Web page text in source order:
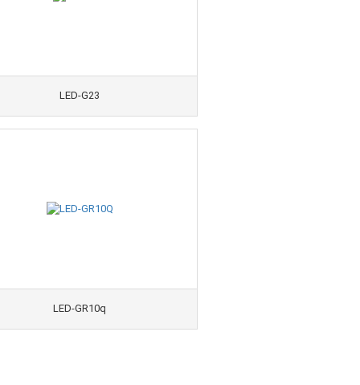
LED-G23
LED-GR10q